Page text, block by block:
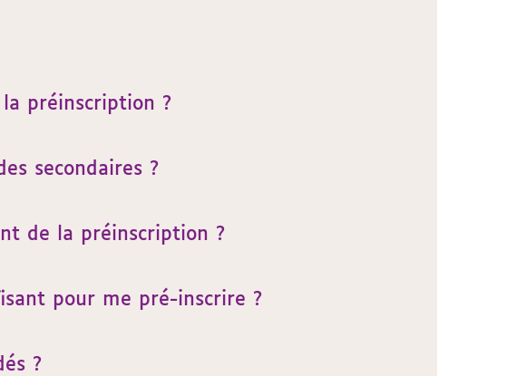
préinscription ?
secondaires ?
de la préinscription ?
pour me pré-inscrire ?
?